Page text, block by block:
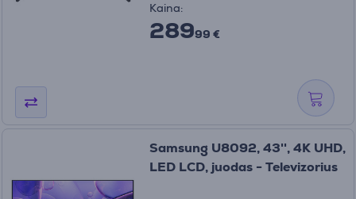
Kaina:
28999 €
Samsung U8092, 43'', 4K UHD,
LED LCD, juodas - Televizorius